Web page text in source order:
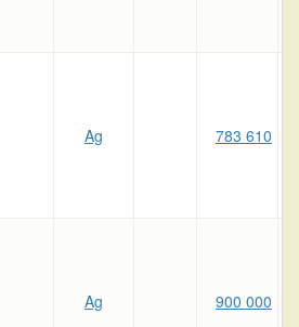
Ag 783 610
Ag 900 000